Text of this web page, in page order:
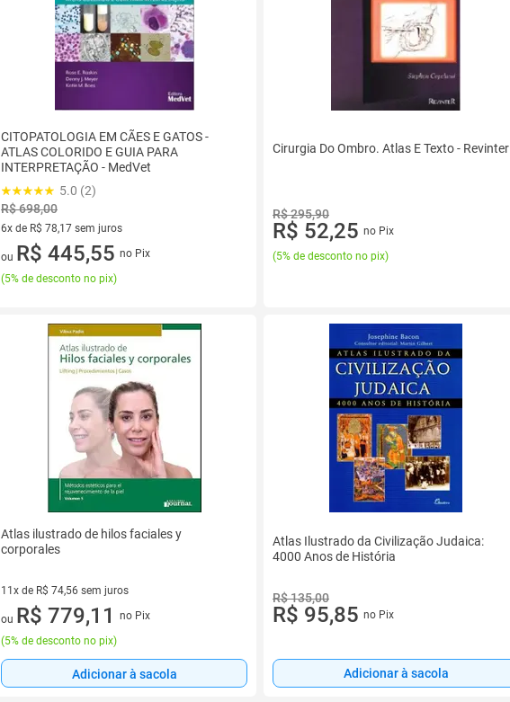
CITOPATOLOGIA EM CÃES E GATOS -
ATLAS COLORIDO E GUIA PARA
INTERPRETAÇÃO - MedVet
5.0 (2)
R$ 698,00
6x de R$ 78,17 sem juros
6 vez de R$ 78,17 sem juros
ou R$ 445,55 no Pix
(5% de desconto no pix)
Cirurgia Do Ombro. Atlas E Texto - Revinter
R$ 295,90
R$ 52,25 no Pix
(5% de desconto no pix)
Atlas ilustrado de hilos faciales y
corporales
11x de R$ 74,56 sem juros
11 vez de R$ 74,56 sem juros
ou R$ 779,11
no Pix
(5% de desconto no pix)
Adicionar à sacola
Atlas Ilustrado da Civilização Judaica:
4000 Anos de História
R$ 135,00
R$ 95,85 no Pix
Adicionar à sacola